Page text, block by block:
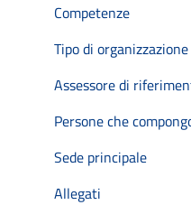
Competenze
Tipo di organizzazione
Assessore di
Persone che
Sede principale
Allegati